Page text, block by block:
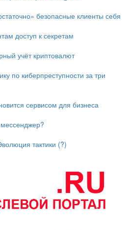
безопасные клиенты себя
доступ к секретам
учёт криптовалют
по киберпреступности за три
сервисом для бизнеса
тактики (?)